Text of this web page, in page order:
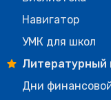
Навигатор
УМК для школ
Литературный
Дни